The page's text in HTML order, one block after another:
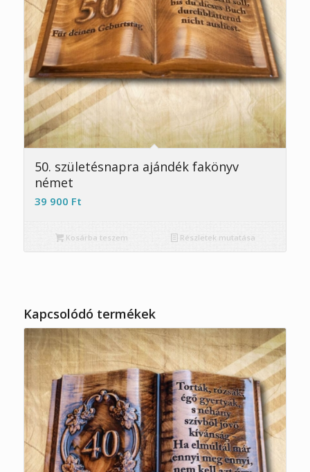
50. születésnapra ajándék fakönyv
német
39 900 Ft
Kosárba teszem Részletek mutatása
Kapcsolódó termékek